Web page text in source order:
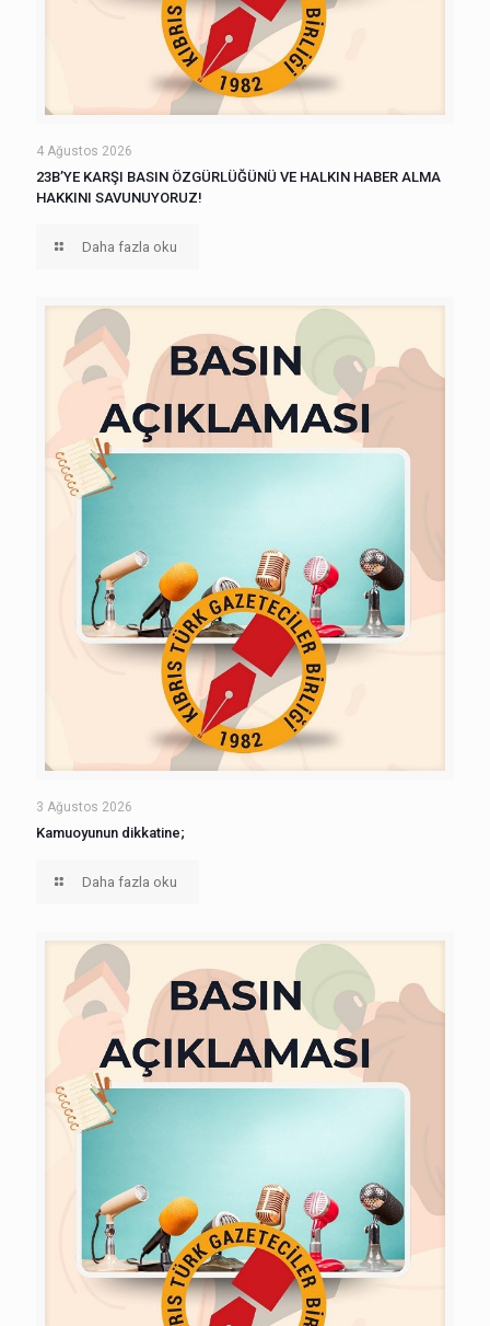
4 Ağustos 2026
23B’YE KARŞI BASIN ÖZGÜRLÜĞÜNÜ VE HALKIN HABER ALMA
HAKKINI SAVUNUYORUZ!
Daha fazla oku
3 Ağustos 2026
Kamuoyunun dikkatine;
Daha fazla oku